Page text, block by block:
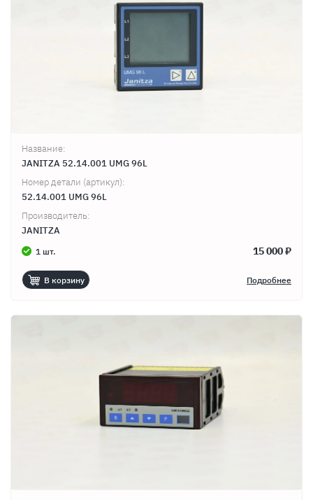
Название:
JANITZA 52.14.001 UMG 96L
Номер детали (артикул):
52.14.001 UMG 96L
Производитель:
JANITZA
1 шт. 15 000 ₽
В корзину Подробнее